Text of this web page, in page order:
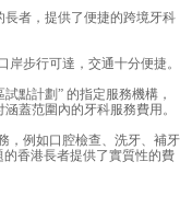
者，提供了便捷的跨境牙科
步行可達，交通十分便捷。
點計劃” 的指定服務機構，
蓋范圍內的牙科服務費用。
例如口腔檢查、洗牙、補牙
香港長者提供了實質性的費